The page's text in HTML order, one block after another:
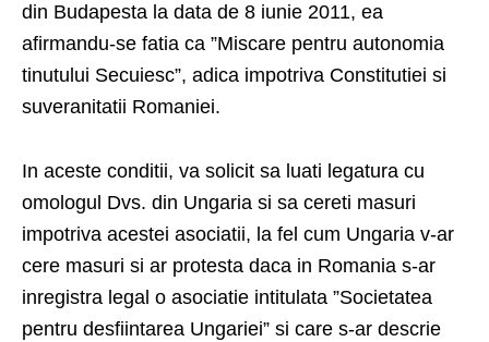
din Budapesta la data de 8 iunie 2011, ea
afirmandu-se fatia ca ”Miscare pentru autonomia
tinutului Secuiesc”, adica impotriva Constitutiei si
suveranitatii Romaniei.
In aceste conditii, va solicit sa luati legatura cu
omologul Dvs. din Ungaria si sa cereti masuri
impotriva acestei asociatii, la fel cum Ungaria v-ar
cere masuri si ar protesta daca in Romania s-ar
inregistra legal o asociatie intitulata ”Societatea
pentru desfiintarea Ungariei” si care s-ar descrie